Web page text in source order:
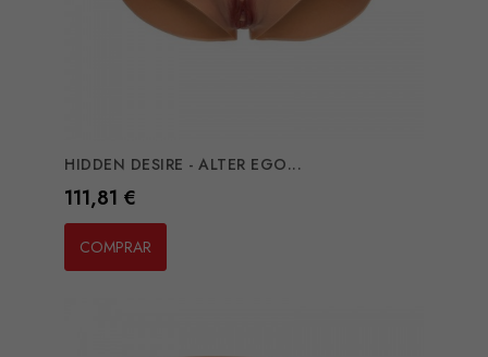
HIDDEN DESIRE - ALTER EGO...
Preço
111,81 €
COMPRAR